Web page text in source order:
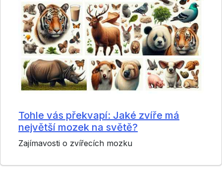
Tohle vás překvapí: Jaké zvíře má
největší mozek na světě?
Zajímavosti o zvířecích mozku